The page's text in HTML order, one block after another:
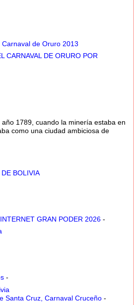
de Oruro 2013
CARNAVAL DE ORURO POR
1789, cuando la minería estaba en
como una ciudad ambiciosa de
BOLIVIA
GRAN PODER 2026 -
-
Santa Cruz, Carnaval Cruceño -